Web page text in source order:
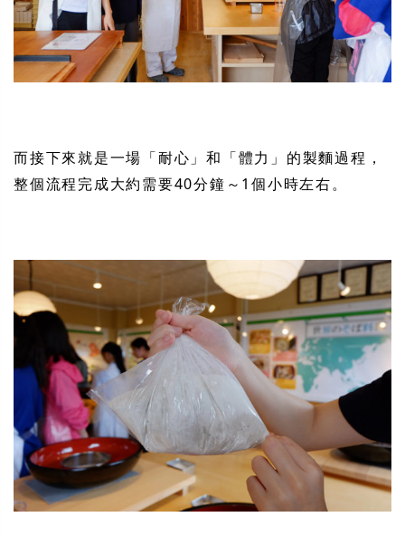
而接下來就是一場「耐心」和「體力」的製麵過程，
整個流程完成大約需要40分鐘～1個小時左右。